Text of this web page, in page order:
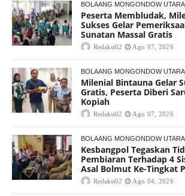
BOLAANG MONGONDOW UTARA
Peserta Membludak,
Sukses Gelar
Sunatan Massal Gratis
Redaksi02 Agu 07, 2026
BOLAANG MONGONDOW UTARA
Milenial Bintauna Gelar
Gratis, Peserta Diberi
Kopiah
Redaksi02 Agu 07, 2026
BOLAANG MONGONDOW UTARA
Kesbangpol Tegaskan
Pembiaran Terhadap 4
Asal Bolmut Ke-Tingkat
Redaksi02 Agu 04, 2026